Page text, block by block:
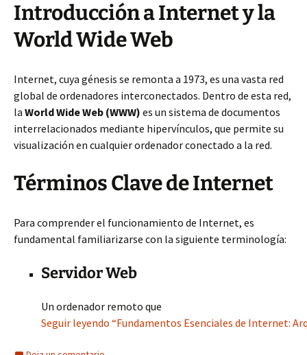
Introducción a Internet y la
World Wide Web
Internet, cuya génesis se remonta a 1973, es una vasta red
global de ordenadores interconectados. Dentro de esta red,
la World Wide Web (WWW) es un sistema de documentos
interrelacionados mediante hipervínculos, que permite su
visualización en cualquier ordenador conectado a la red.
Términos Clave de Internet
Para comprender el funcionamiento de Internet, es
fundamental familiarizarse con la siguiente terminología:
Servidor Web
Un ordenador remoto que
Seguir leyendo “Fundamentos Esenciales de Internet: